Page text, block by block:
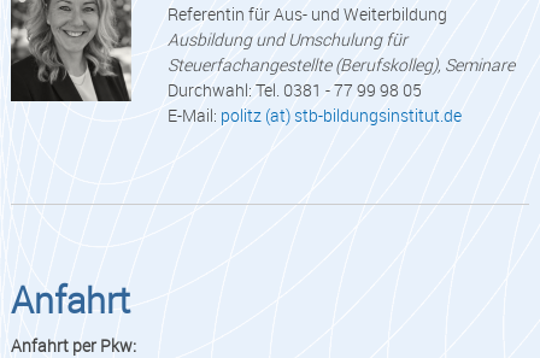
Referentin für Aus- und Weiterbildung
Ausbildung und Umschulung für
Steuerfachangestellte (Berufskolleg), Seminare
Durchwahl: Tel. 0381 - 77 99 98 05
E-Mail: politz (at) stb-bildungsinstitut.de
Anfahrt
Anfahrt per Pkw: